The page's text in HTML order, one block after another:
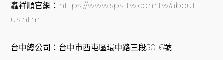
鑫祥順官網： https://www.sps-tw.com.tw/about-
us.html
台中總公司：台中市西屯區環中路三段50-6號